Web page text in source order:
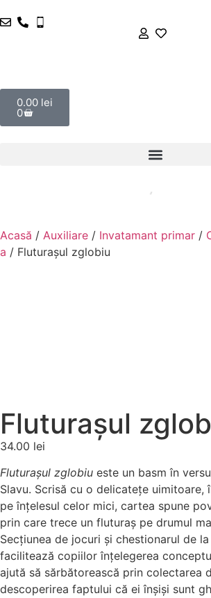
0.00 lei
0
Acasă / Auxiliare / Invatamant primar /
a / Fluturașul zglobiu
Fluturașul
34.00 lei
Fluturașul zglobiu este un basm în
Slavu. Scrisă cu o delicatețe uimitoare,
pe înțelesul celor mici, cartea spune
prin care trece un fluturaș pe drumul
Secțiunea de jocuri și chestionarul de
facilitează copiilor înțelegerea
ajută să sărbătorească prin colectarea
descoperirea faptului că ei înșiși sunt